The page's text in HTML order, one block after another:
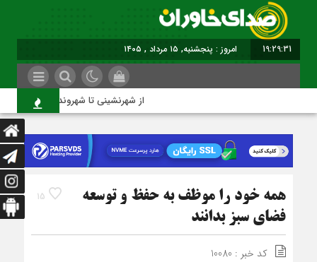
19:29:32 برابر با : Thursday - 6 August - 2026
از شهرنشینی تا شهروندی
15
همه خود را موظف به حفظ و توسعه
فضای سبز بدانند
کد خبر : 10080